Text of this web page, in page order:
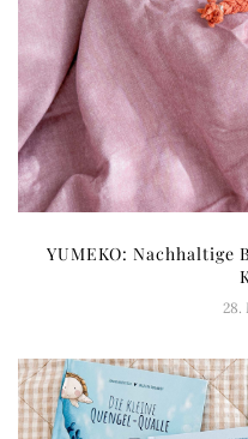
YUMEKO:
28.